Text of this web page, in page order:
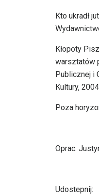
Kto ukradł
Kłopoty
warsztatów
Publicznej i
Kultury,
Poza
Oprac.
Udostepnij: